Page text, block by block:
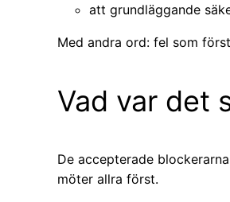
att grundläggande
Med andra ord: fel som
Vad var det
De accepterade
möter allra först.